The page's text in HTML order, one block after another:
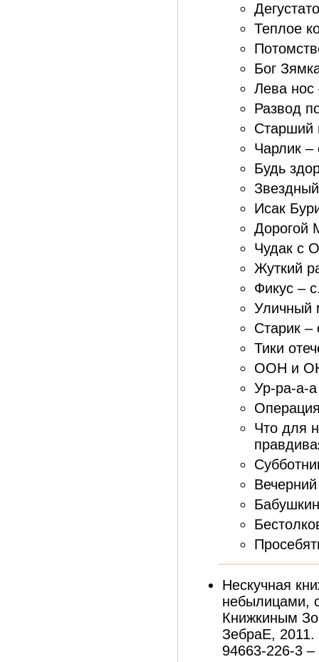
Теплое
Бог
Лева нос
Развод
Старший
Чарлик –
Будь
Исак
Дорогой
Чудак с
Жуткий
Фикус –
Уличный
Старик –
Тики
ООН и
Ур-ра-а-
Что для
Нескучная
небылицами,
Книжкиным
ЗебраЕ, 2011.
94663-226-3 –